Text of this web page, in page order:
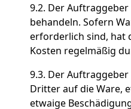
9.2. Der
behandeln. Sofern
erforderlich sind, hat
Kosten regelmäßig
9.3. Der
Dritter auf die Ware,
etwaige